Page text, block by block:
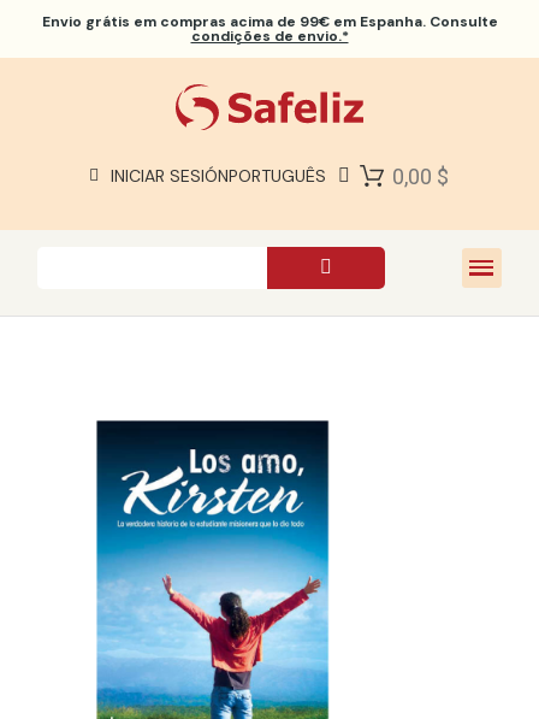
Envio grátis em compras acima de 99€ em Espanha. Consulte
condições de envio.*
INICIAR SESIÓNPORTUGUÊS 0,00 $
SOBRE NÓS